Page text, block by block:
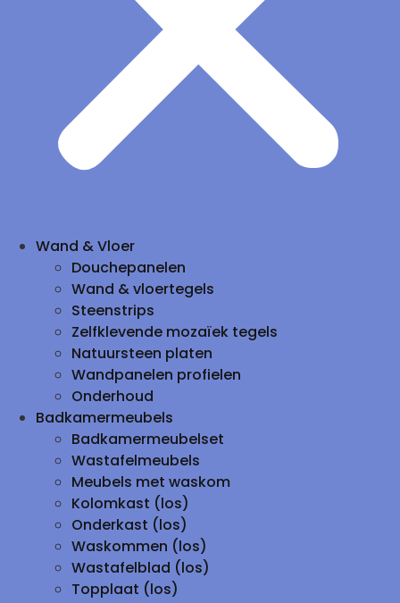
Wand & Vloer
Douchepanelen
Wand & vloertegels
Steenstrips
Zelfklevende mozaïek tegels
Natuursteen platen
Wandpanelen profielen
Onderhoud
Badkamermeubels
Badkamermeubelset
Wastafelmeubels
Meubels met waskom
Kolomkast (los)
Onderkast (los)
Waskommen (los)
Wastafelblad (los)
Topplaat (los)